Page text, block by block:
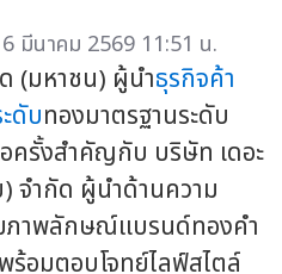
มีนาคม 2569 11:51 น.
(มหาชน) ผู้นำธุรกิจค้า
ดับทองมาตรฐานระดับ
ครั้งสำคัญกับ บริษัท เดอะ
จำกัด ผู้นำด้านความ
ภาพลักษณ์แบรนด์ทองคำ
ร้อมตอบโจทย์ไลฟ์สไตล์